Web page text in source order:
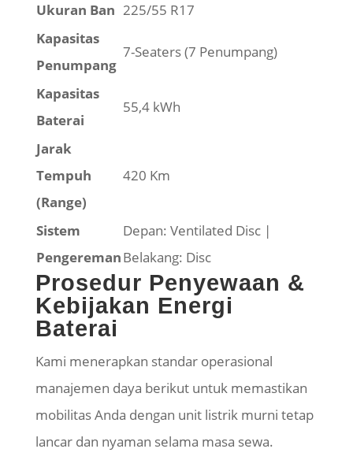
Ukuran Ban 225/55 R17
Kapasitas
Penumpang
7-Seaters (7 Penumpang)
Kapasitas
Baterai
55,4 kWh
Jarak
Tempuh
(Range)
420 Km
Sistem
Pengereman
Depan: Ventilated Disc |
Belakang: Disc
Prosedur Penyewaan &
Kebijakan Energi
Baterai
Kami menerapkan standar operasional
manajemen daya berikut untuk memastikan
mobilitas Anda dengan unit listrik murni tetap
lancar dan nyaman selama masa sewa.